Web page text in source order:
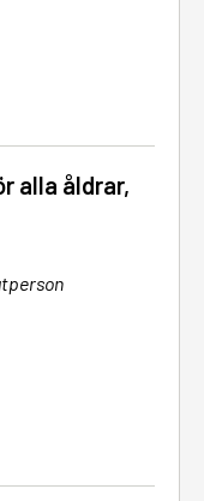
alla åldrar,